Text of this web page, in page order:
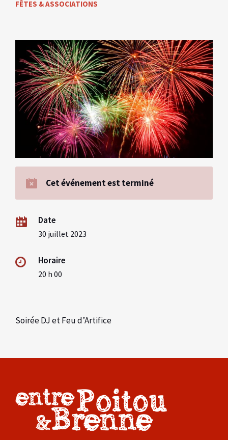
FÊTES & ASSOCIATIONS
Cet événement est terminé
Date
30 juillet 2023
Horaire
20 h 00
Soirée DJ et Feu d’Artifice